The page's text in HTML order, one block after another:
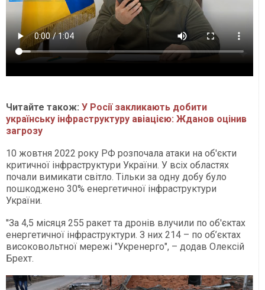
Читайте також: У Росії закликають добити
українську інфраструктуру авіацією: Жданов оцінив
загрозу
10 жовтня 2022 року РФ розпочала атаки на об'єкти
критичної інфраструктури України. У всіх областях
почали вимикати світло. Тільки за одну добу було
пошкоджено 30% енергетичної інфраструктури
України.
''За 4,5 місяця 255 ракет та дронів влучили по об'єктах
енергетичної інфраструктури. З них 214 – по об’єктах
високовольтної мережі "Укренерго", – додав Олексій
Брехт.